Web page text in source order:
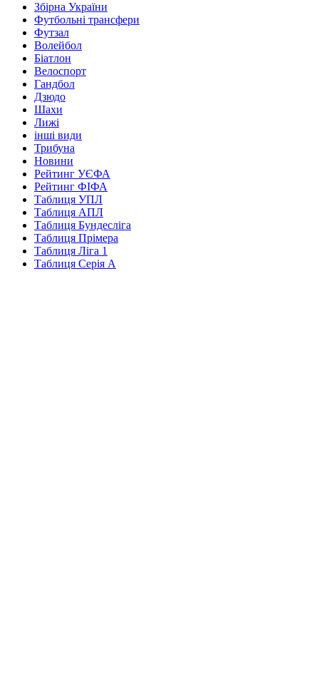
Збірна України
Футбольні трансфери
Футзал
Волейбол
Біатлон
Велоспорт
Гандбол
Дзюдо
Шахи
Лижі
інші види
Трибуна
Новини
Рейтинг УЄФА
Рейтинг ФІФА
Таблиця УПЛ
Таблиця АПЛ
Таблиця Бундесліга
Таблиця Прімера
Таблиця Ліга 1
Таблиця Серія А